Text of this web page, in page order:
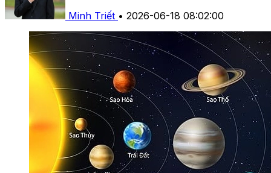
Minh Triết • 2026-06-18 08:02:00